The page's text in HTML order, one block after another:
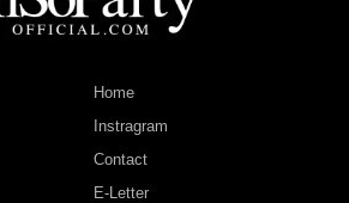
Home
Instragram
Contact
E-Letter